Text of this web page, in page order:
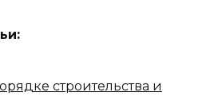
строительства и